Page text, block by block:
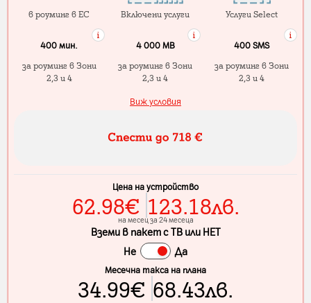
в роуминг в ЕС Включени услуги Услуги Select
400 мин.
за роуминг в Зони
2,3 и 4
4 000 МB
за роуминг в Зони
2,3 и 4
400 SMS
за роуминг в Зони
2,3 и 4
Виж условия
Цена на устройство
62.98€ 123.18лв.
на месец за 24 месеца
Вземи в пакет с ТВ или НЕТ
Не
Да
Месечна такса на плана
34.99€ 68.43лв.